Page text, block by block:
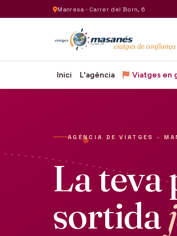
Manresa · Carrer del Born, 6
Inici L'agència Viatges en
AGÈNCIA DE VIATGES ·
La
sortida